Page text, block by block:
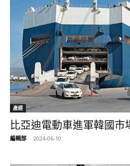
產經
比亞迪電動車進軍韓國市
編輯部 - 2024-06-10